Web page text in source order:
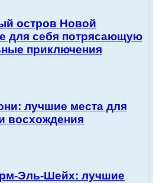
остров Новой
для себя потрясающую
приключения
лучшие места для
восхождения
Эль-Шейх: лучшие